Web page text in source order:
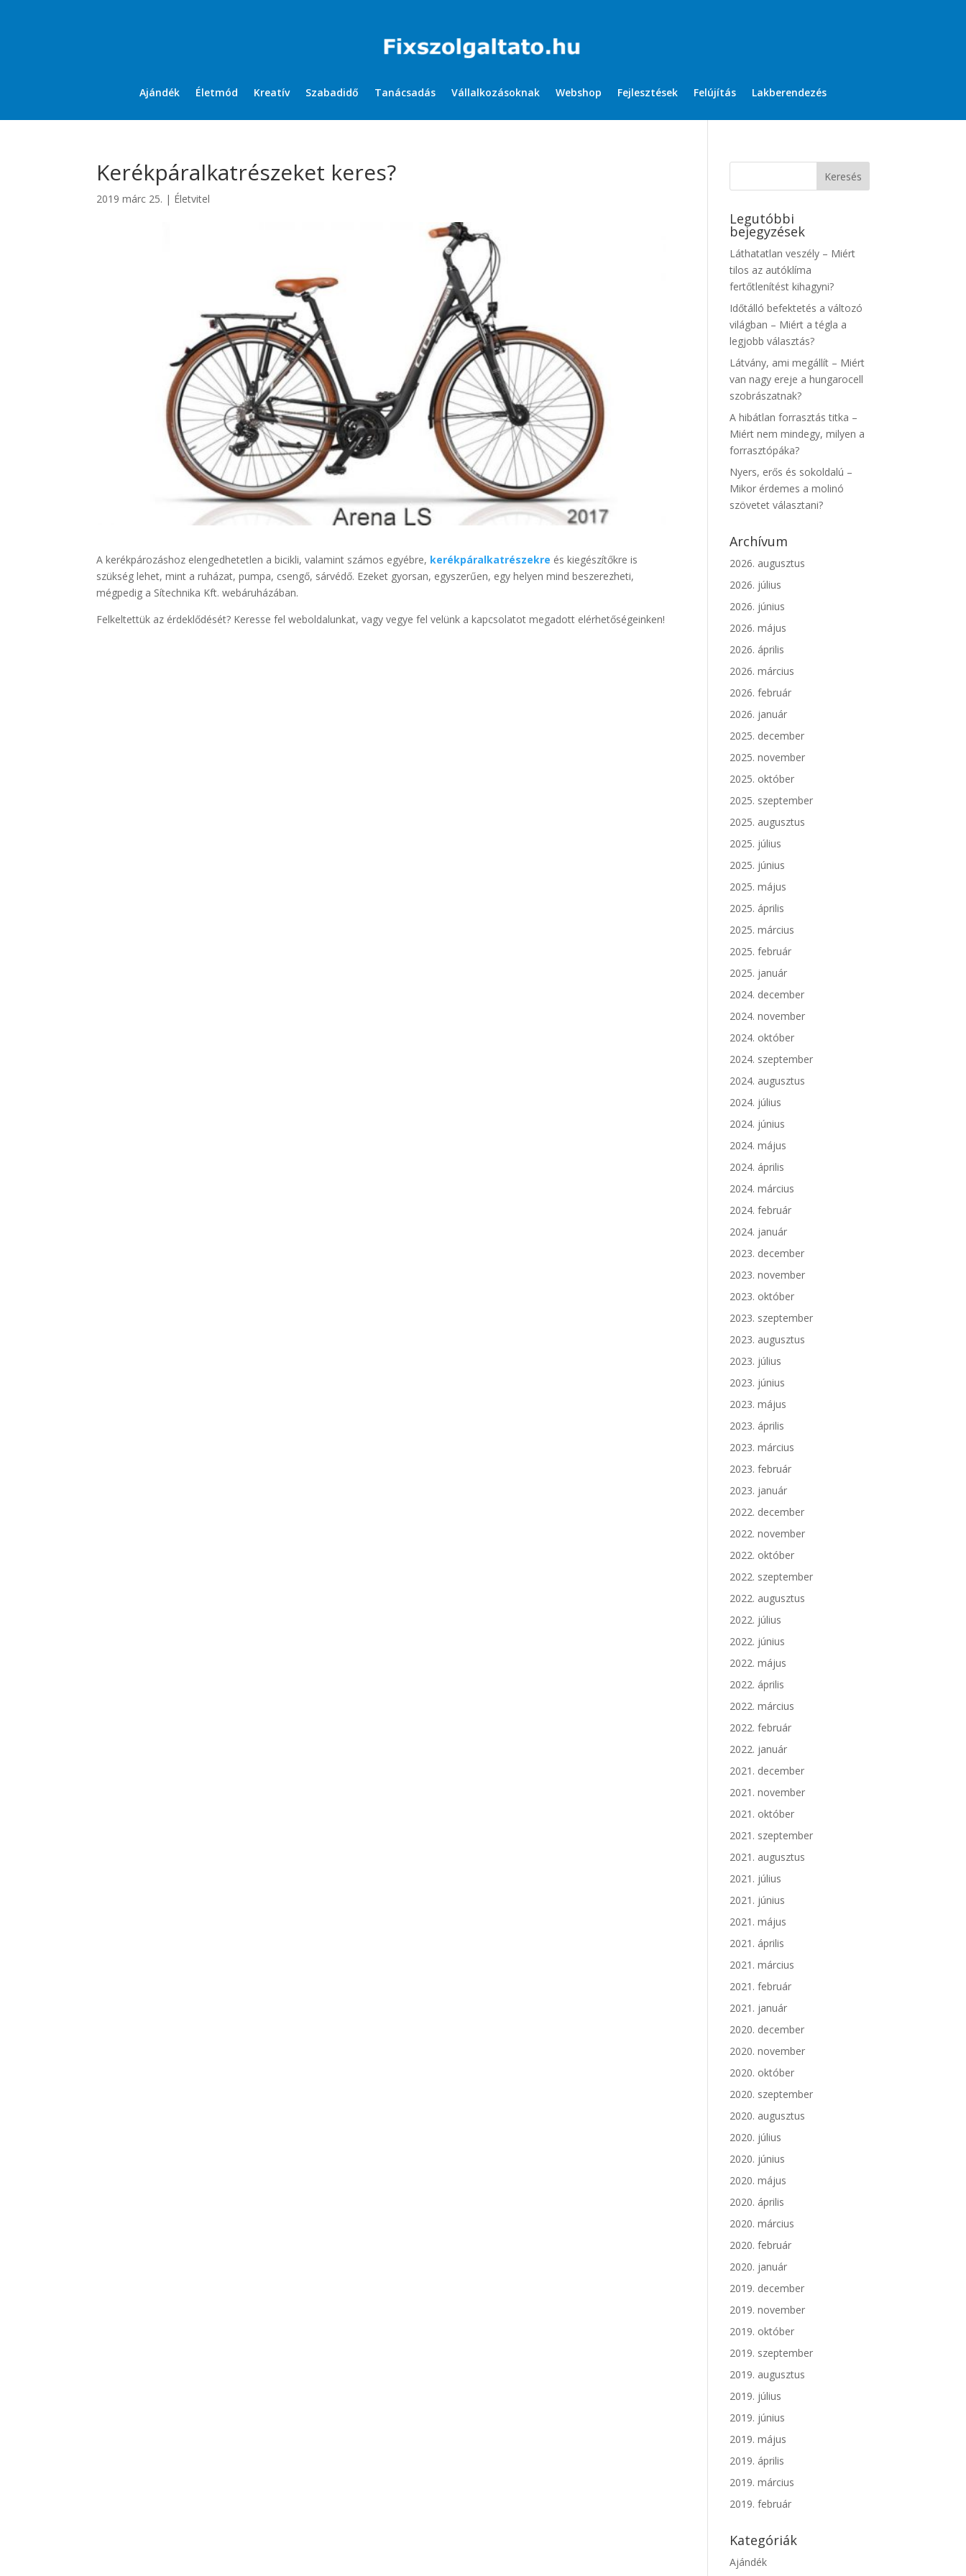
Ajándék Életmód Kreatív Szabadidő Tanácsadás Vállalkozásoknak Webshop Fejlesztések Felújítás Lakberendezés
Kerékpáralkatrészeket keres?
2019 márc 25. | Életvitel
A kerékpározáshoz elengedhetetlen a bicikli, valamint számos egyébre, kerékpáralkatrészekre és kiegészítőkre is
szükség lehet, mint a ruházat, pumpa, csengő, sárvédő. Ezeket gyorsan, egyszerűen, egy helyen mind beszerezheti,
mégpedig a Sítechnika Kft. webáruházában.
Felkeltettük az érdeklődését? Keresse fel weboldalunkat, vagy vegye fel velünk a kapcsolatot megadott elérhetőségeinken!
Legutóbbi
bejegyzések
Láthatatlan veszély – Miért
tilos az autóklíma
fertőtlenítést kihagyni?
Időtálló befektetés a változó
világban – Miért a tégla a
legjobb választás?
Látvány, ami megállít – Miért
van nagy ereje a hungarocell
szobrászatnak?
A hibátlan forrasztás titka –
Miért nem mindegy, milyen a
forrasztópáka?
Nyers, erős és sokoldalú –
Mikor érdemes a molinó
szövetet választani?
Archívum
2026. augusztus
2026. július
2026. június
2026. május
2026. április
2026. március
2026. február
2026. január
2025. december
2025. november
2025. október
2025. szeptember
2025. augusztus
2025. július
2025. június
2025. május
2025. április
2025. március
2025. február
2025. január
2024. december
2024. november
2024. október
2024. szeptember
2024. augusztus
2024. július
2024. június
2024. május
2024. április
2024. március
2024. február
2024. január
2023. december
2023. november
2023. október
2023. szeptember
2023. augusztus
2023. július
2023. június
2023. május
2023. április
2023. március
2023. február
2023. január
2022. december
2022. november
2022. október
2022. szeptember
2022. augusztus
2022. július
2022. június
2022. május
2022. április
2022. március
2022. február
2022. január
2021. december
2021. november
2021. október
2021. szeptember
2021. augusztus
2021. július
2021. június
2021. május
2021. április
2021. március
2021. február
2021. január
2020. december
2020. november
2020. október
2020. szeptember
2020. augusztus
2020. július
2020. június
2020. május
2020. április
2020. március
2020. február
2020. január
2019. december
2019. november
2019. október
2019. szeptember
2019. augusztus
2019. július
2019. június
2019. május
2019. április
2019. március
2019. február
Kategóriák
Ajándék